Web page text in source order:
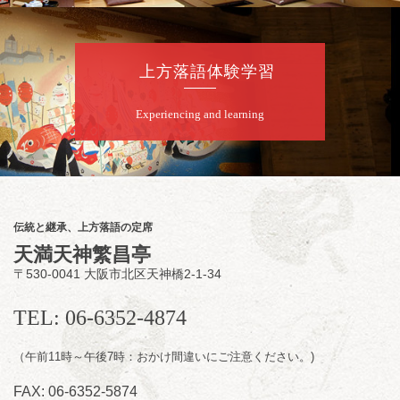
笑利／笑福亭仁福／幸助福助（漫才）／桂春
若
8月9日（日）
らららのらくご会④
桂雀太「まんじゅうこわい」／桂三度「青
菜」／桂三実「ミュージック野菜ステーショ
ン」／桂九ノ一「胴乱の幸助」／代走みつく
に「なんのこっちゃねんあれこれ」
開演：午後6時（5時30分開場）全席指定
前売3,000円 当日3,500円
お問合せ：らららのらくご会予約事務局
090-6976-1777 email：
lalalanorakugo@gmail.com
上方落語体験学習
Experiencing and learning
伝統と継承、上方落語の定席
天満天神繁昌亭
〒530-0041 大阪市北区天神橋2-1-34
TEL: 06-6352-4874
（午前11時～午後7時：おかけ間違いにご注意ください。)
FAX: 06-6352-5874